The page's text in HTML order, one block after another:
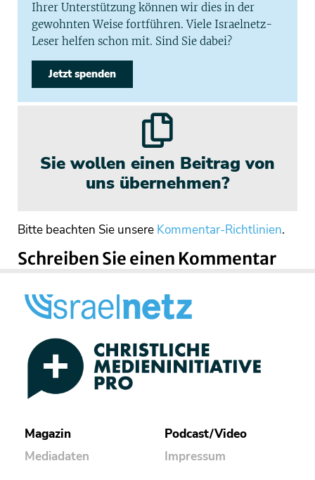
Ihrer Unterstützung können wir dies in der
gewohnten Weise fortführen. Viele Israelnetz-
Leser helfen schon mit. Sind Sie dabei?
Jetzt spenden
Sie wollen einen Beitrag von
uns übernehmen?
Bitte beachten Sie unsere Kommentar-Richtlinien.
Schreiben Sie einen Kommentar
Magazin
Mediadaten
Podcast/Video
Impressum